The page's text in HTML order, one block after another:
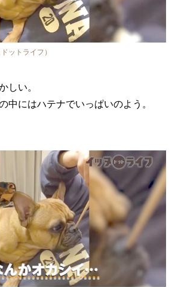
ットライフ）
しい。
中にはハテナでいっぱいのよう。